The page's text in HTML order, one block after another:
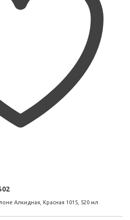
Алкидная, Красная 1015, 520 мл